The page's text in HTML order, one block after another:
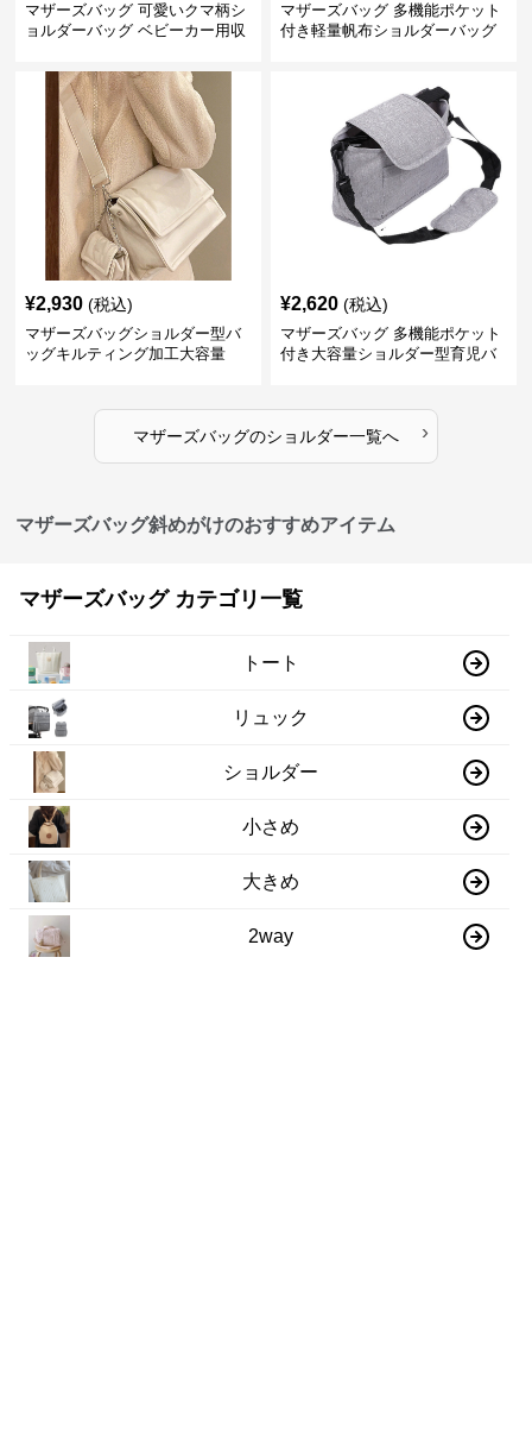
マザーズバッグ 可愛いクマ柄シ
ョルダーバッグ ベビーカー用収
マザーズバッグ 多機能ポケット
付き軽量帆布ショルダーバッグ
¥2,930 (税込)
マザーズバッグショルダー型バ
ッグキルティング加工大容量
¥2,620 (税込)
マザーズバッグ 多機能ポケット
付き大容量ショルダー型育児バ
マザーズバッグのショルダー一覧へ ›
マザーズバッグ斜めがけのおすすめアイテム
マザーズバッグ カテゴリ一覧
トート
リュック
ショルダー
小さめ
大きめ
2way